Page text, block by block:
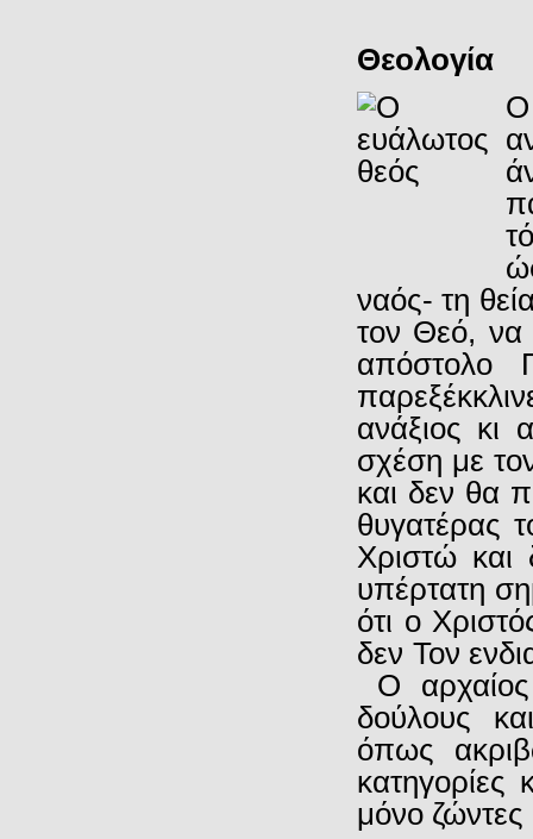
Θεολογία
Ο
ναός- τη
τον Θεό, να
απόστολο
ανάξιος κι
σχέση με
και δεν θα
θυγατέρας
Χριστώ και
υπέρτατη
ότι ο
δεν Τον
Ο
δούλους
όπως
κατηγορίες
μόνο